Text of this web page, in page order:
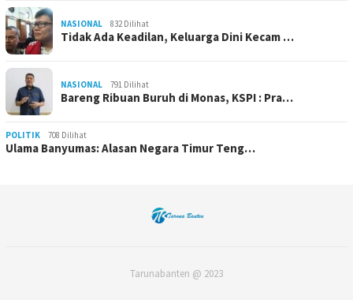
NASIONAL 832 Dilihat
Tidak Ada Keadilan, Keluarga Dini Kecam …
NASIONAL 791 Dilihat
Bareng Ribuan Buruh di Monas, KSPI : Pra…
POLITIK 708 Dilihat
Ulama Banyumas: Alasan Negara Timur Teng…
Tarunabanten @ 2023